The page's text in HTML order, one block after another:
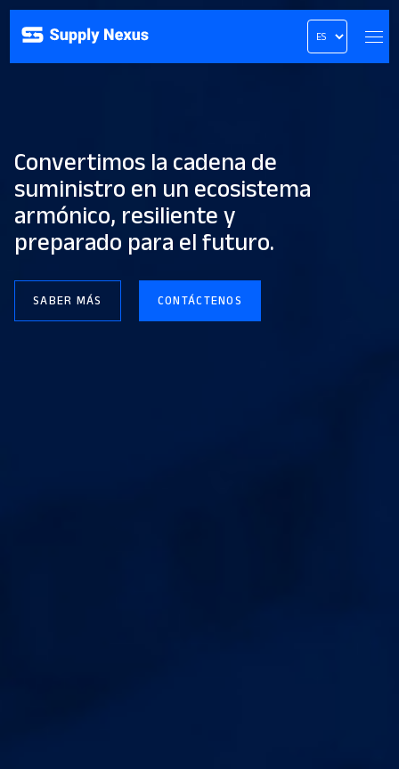
Convertimos la cadena de
suministro en un ecosistema
armónico, resiliente y
preparado para el futuro.
SABER MÁS CONTÁCTENOS